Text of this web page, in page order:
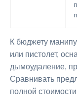
К бюджету
или пистолет,
дымоудаление,
Сравнивать
полной